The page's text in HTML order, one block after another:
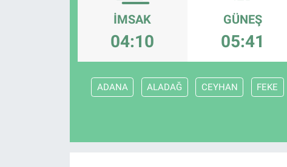
İMSAK
04:10
GÜNEŞ
05:41
ADANA ALADAĞ CEYHAN FEKE